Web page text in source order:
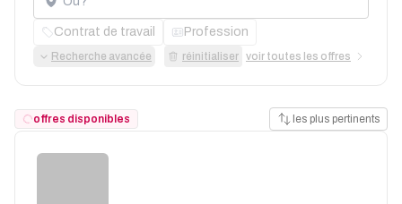
Contrat de travail Profession
Recherche avancée réinitialiser voir toutes les offres
offres disponibles les plus pertinents